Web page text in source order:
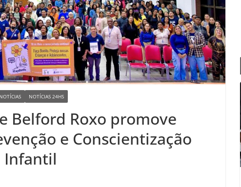
NOTÍCIAS NOTÍCIAS 24HS
Belford Roxo promove
e Conscientização
Infantil